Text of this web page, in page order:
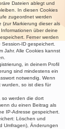
Dateien ablegt und
In diesen Cookies
zugeordnet werden
Markierung dieser als
über deine
Ferner werden
ID gespeichert.
Jahr. Alle Cookies kannst
in deinem Profil
sind mindestens ein
notwendig. Wenn
so ist dies für
so werden die dort
du einen Beitrag als
IP-Adresse gespeichert.
Löschen und
Umfragen), Änderungen